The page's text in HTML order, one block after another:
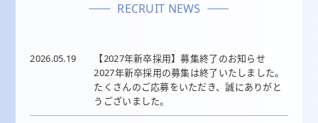
RECRUIT NEWS
2026.05.19
【2027年新卒採用】募集終了のお知らせ
2027年新卒採用の募集は終了いたしました。
たくさんのご応募をいただき、誠にありがと
うございました。